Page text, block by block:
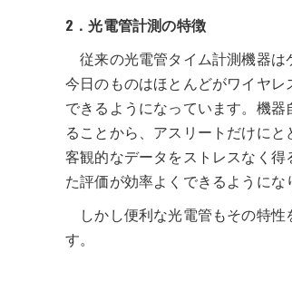
2．光電管計測の特徴
従来の光電管タイム計測機器は
今日のものはほとんどがワイヤ
できるようになっています。機
ることから、アスリートだけに
客観的なデータをストレスなく
た評価が効率よくできるようにな
しかし便利な光電管もその特性
す。